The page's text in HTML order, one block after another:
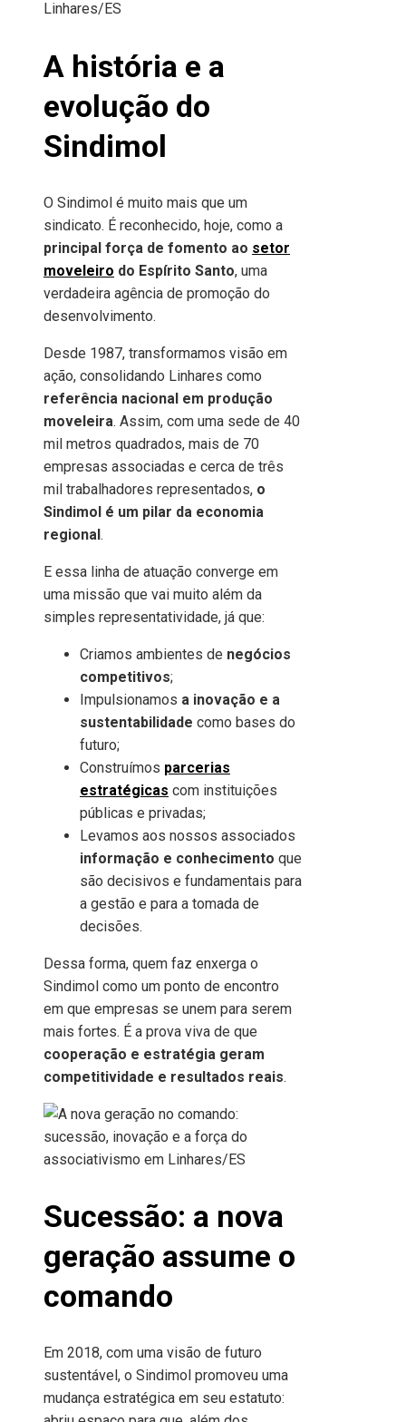
A história e a
evolução do
Sindimol
O Sindimol é muito mais que um
sindicato. É reconhecido, hoje, como a
principal força de fomento ao setor
moveleiro do Espírito Santo, uma
verdadeira agência de promoção do
desenvolvimento.
Desde 1987, transformamos visão em
ação, consolidando Linhares como
referência nacional em produção
moveleira. Assim, com uma sede de 40
mil metros quadrados, mais de 70
empresas associadas e cerca de três
mil trabalhadores representados, o
Sindimol é um pilar da economia
regional.
E essa linha de atuação converge em
uma missão que vai muito além da
simples representatividade, já que:
Criamos ambientes de negócios
competitivos;
Impulsionamos a inovação e a
sustentabilidade como bases do
futuro;
Construímos parcerias
estratégicas com instituições
públicas e privadas;
Levamos aos nossos associados
informação e conhecimento que
são decisivos e fundamentais para
a gestão e para a tomada de
decisões.
Dessa forma, quem faz enxerga o
Sindimol como um ponto de encontro
em que empresas se unem para serem
mais fortes. É a prova viva de que
cooperação e estratégia geram
competitividade e resultados reais.
Sucessão: a nova
geração assume o
comando
Em 2018, com uma visão de futuro
sustentável, o Sindimol promoveu uma
mudança estratégica em seu estatuto: